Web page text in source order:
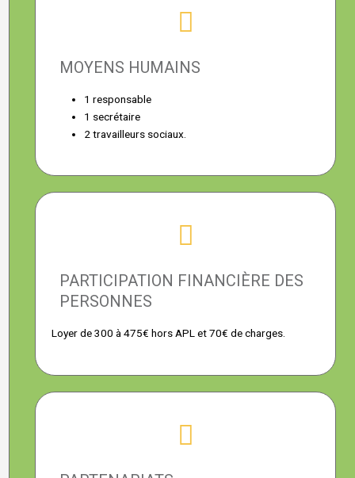
MOYENS HUMAINS
1 responsable
1 secrétaire
2 travailleurs sociaux.
PARTICIPATION FINANCIÈRE DES
PERSONNES
Loyer de 300 à 475€ hors APL et 70€ de charges.